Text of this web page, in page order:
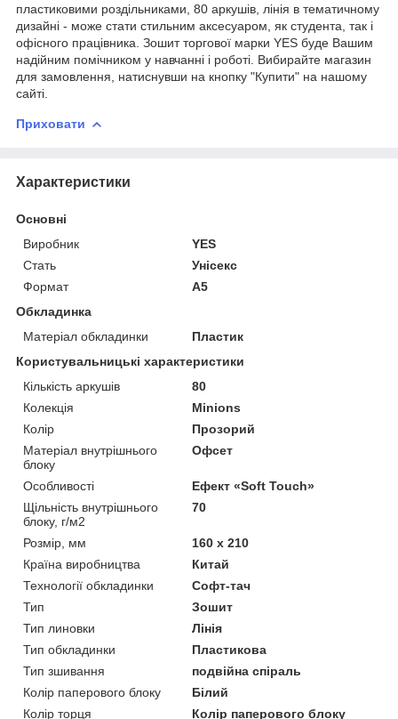
пластиковими роздільниками, 80 аркушів, лінія в тематичному
дизайні - може стати стильним аксесуаром, як студента, так і
офісного працівника. Зошит торгової марки YES буде Вашим
надійним помічником у навчанні і роботі. Вибирайте магазин
для замовлення, натиснувши на кнопку "Купити" на нашому
сайті.
Приховати
Характеристики
Основні
Виробник
YES
Стать
Унісекс
Формат
A5
Обкладинка
Матеріал обкладинки
Пластик
Користувальницькі характеристики
Кількість аркушів
80
Колекція
Minions
Колір
Прозорий
Матеріал внутрішнього
блоку
Офсет
Особливості
Ефект «Soft Touch»
Щільність внутрішнього
блоку, г/м2
70
Розмір, мм
160 х 210
Країна виробництва
Китай
Технології обкладинки
Софт-тач
Тип
Зошит
Тип линовки
Лінія
Тип обкладинки
Пластикова
Тип зшивання
подвійна спіраль
Колір паперового блоку
Білий
Колір торця
Колір паперового блоку